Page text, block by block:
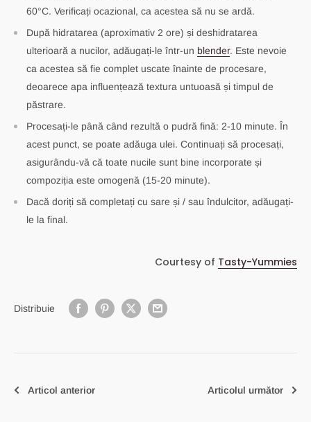
60°C. Verificați ocazional, ca acestea să nu se ardă.
După hidratarea (aproximativ 2 ore) și deshidratarea
ulterioară a nucilor, adăugați-le într-un blender. Este nevoie
ca acestea să fie complet uscate înainte de procesare,
deoarece apa influențează textura untuoasă și timpul de
păstrare.
Procesați-le până când rezultă o pudră fină: 2-10 minute. În
acest punct, se poate adăuga ulei. Continuați să procesați,
asigurându-vă că toate nucile sunt bine incorporate și
compoziția este omogenă (15-20 minute).
Dacă doriți să completați cu sare și / sau îndulcitor, adăugați-
le la final.
Courtesy of Tasty-Yummies
Distribuie
Articol anterior Articolul următor